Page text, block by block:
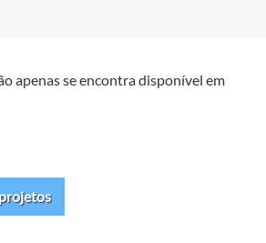
apenas se encontra disponível em